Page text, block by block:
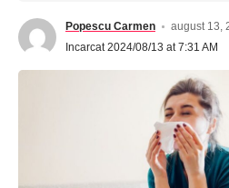
Popescu Carmen
august 13,
Incarcat 2024/08/13 at 7:31 AM